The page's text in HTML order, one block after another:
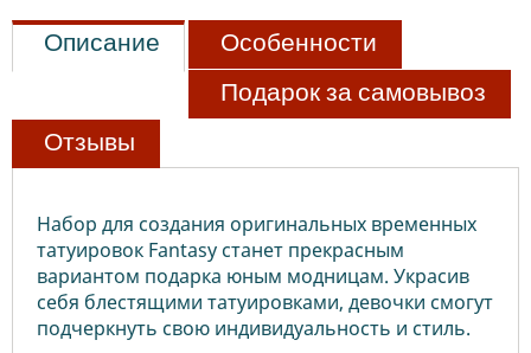
Описание
Особенности
Подарок за самовывоз
Отзывы
Набор для создания оригинальных временных
татуировок Fantasy станет прекрасным
вариантом подарка юным модницам. Украсив
себя блестящими татуировками, девочки смогут
подчеркнуть свою индивидуальность и стиль.